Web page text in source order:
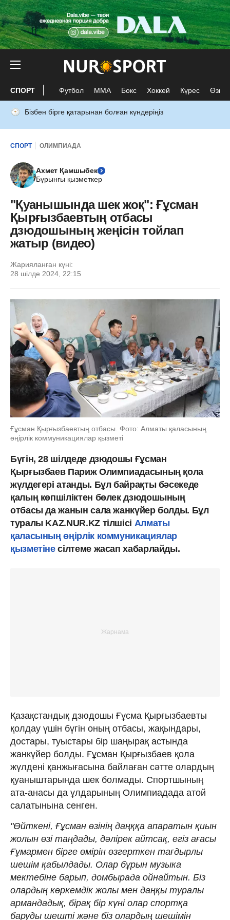
СПОРТ Футбол ММА Бокс Хоккей Күрес Өзге
Бізбен бірге қатарынан болған күндеріңіз
СПОРТ ОЛИМПИАДА
Ахмет Қамшыбек
Бұрынғы қызметкер
"Қуанышында шек жоқ": Ғұсман
Қырғызбаевтың отбасы
дзюдошының жеңісін тойлап
жатыр (видео)
Жарияланған күні:
28 шілде 2024, 22:15
Ғұсман Қырғызбаевтың отбасы. Фото: Алматы қаласының
өңірлік коммуникациялар қызметі
Бүгін, 28 шілдеде дзюдошы Ғұсман
Қырғызбаев Париж Олимпиадасының қола
жүлдегері атанды. Бұл байрақты бәсекеде
қалың көпшіліктен бөлек дзюдошының
отбасы да жанын сала жанкүйер болды. Бұл
туралы KAZ.NUR.KZ тілшісі Алматы
қаласының өңірлік коммуникациялар
қызметінесілтеме жасап хабарлайды.
Қазақстандық дзюдошы Ғұсма Қырғызбаевты
қолдау үшін бүгін оның отбасы, жақындары,
достары, туыстары бір шаңырақ астында
жанкүйер болды. Ғұсман Қырғызбаев қола
жүлдені қанжығасына байлаған сәтте олардың
қуаныштарында шек болмады. Спортшының
ата-анасы да ұлдарының Олимпиадада атой
салатынына сенген.
"Өйткені, Ғұсман өзінің даңққа апаратын қиын
жолын өзі таңдады, дәлірек айтсақ, егіз ағасы
Ғұмармен бірге өмірін өзгерткен тағдырлы
шешім қабылдады. Олар бұрын музыка
мектебіне барып, домбырада ойнайтын. Біз
олардың көркемдік жолы мен даңқы туралы
армандадық, бірақ бір күні олар спортқа
баруды шешті және біз олардың шешімін